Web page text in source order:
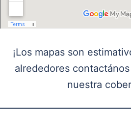
¡Los mapas son
alrededores
nuestra